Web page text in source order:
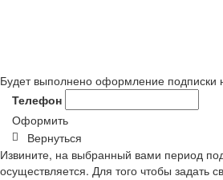
Будет выполнено оформление подписки
Телефон
Оформить
Вернуться
Извините, на выбранный вами период
осуществляется. Для того чтобы задать